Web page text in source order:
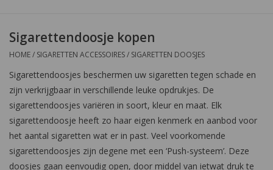
Shag accessoires
Aansteker
Headshop
Cadeau
Sigarettendoosje kopen
HOME/ SIGARETTEN ACCESSOIRES/ SIGARETTEN DOOSJES
Sigarettendoosjes beschermen uw sigaretten tegen schade en
zijn verkrijgbaar in verschillende leuke opdrukjes. De
sigarettendoosjes variëren in soort, kleur en maat. Elk
sigarettendoosje heeft zo haar eigen kenmerk en aanbod voor
het aantal sigaretten wat er in past. Veel voorkomende
sigarettendoosjes zijn degene met een ‘Push-systeem’. Deze
doosjes gaan eenvoudig open, door middel van ietwat druk te